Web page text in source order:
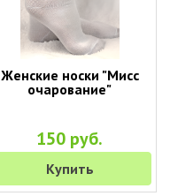
Женские носки "Мисс
очарование"
150 руб.
Купить